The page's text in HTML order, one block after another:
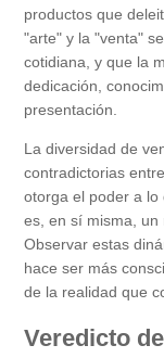
productos que
"arte" y la "venta"
cotidiana, y que la
dedicación,
presentación.
La diversidad de
contradictorias
otorga el poder a lo
es, en sí misma, un
Observar estas
hace ser más
de la realidad que
Veredicto